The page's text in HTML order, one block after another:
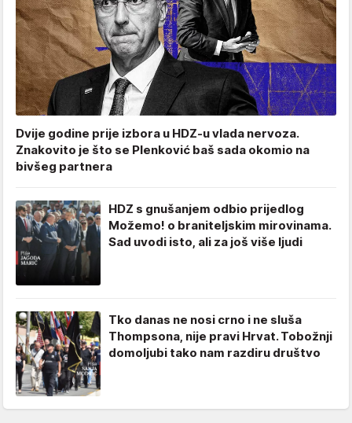
Dvije godine prije izbora u HDZ-u vlada nervoza.
Znakovito je što se Plenković baš sada okomio na
bivšeg partnera
HDZ s gnušanjem odbio prijedlog
Možemo! o braniteljskim mirovinama.
Sad uvodi isto, ali za još više ljudi
Tko danas ne nosi crno i ne sluša
Thompsona, nije pravi Hrvat. Tobožnji
domoljubi tako nam razdiru društvo